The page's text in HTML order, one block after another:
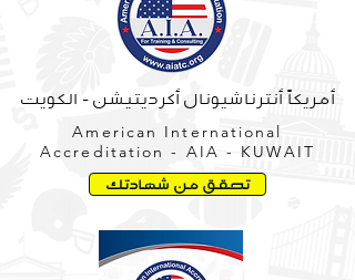
أمريكاً أنترناشيونال أكرديتيشن - الكويت
American International
Accreditation - AIA - KUWAIT
تحقق من شهادتك